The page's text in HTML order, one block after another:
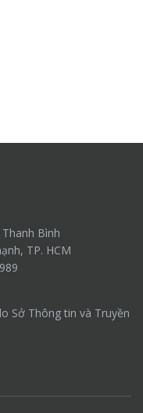
Bình
TP. HCM
Sở Thông tin và Truyền